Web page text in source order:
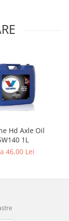
Hd Axle Oil
1L
46,00 Lei